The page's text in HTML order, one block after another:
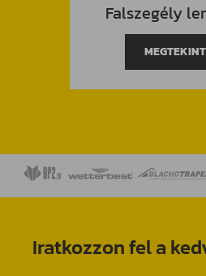
Falszegély
Iratkozzon fel a